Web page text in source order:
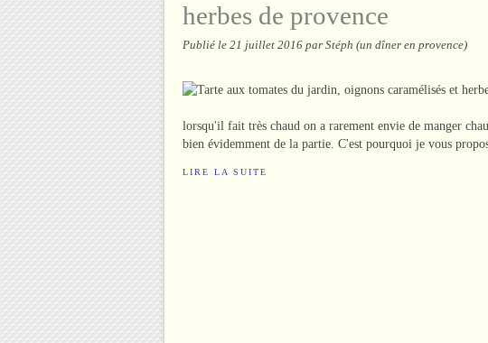
herbes de provence
Publié le 21 juillet 2016 par Stéph (un dîner en provence)
lorsqu'il fait très chaud on a rarement envie de manger
bien évidemment de la partie. C'est pourquoi je vous
LIRE LA SUITE